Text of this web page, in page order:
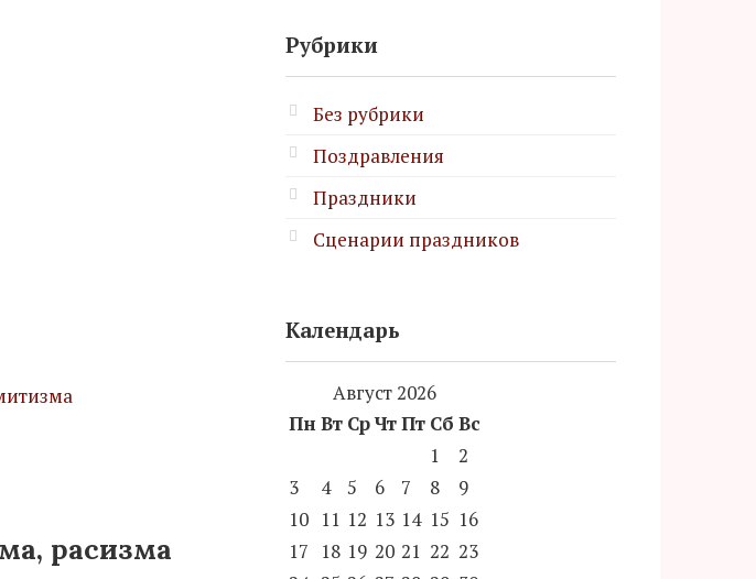
расизма
Рубрики
Без рубрики
Поздравления
Праздники
Сценарии праздников
Календарь
Август 2026
Пн Вт СрЧтПт Сб Вс
1
2
3
4 5 6 7 8
9
10 11 12 13 14 15 16
17
18 19 20 21 22 23